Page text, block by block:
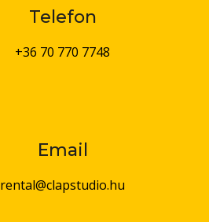
Telefon
+36 70 770 7748
Email
rental@clapstudio.hu